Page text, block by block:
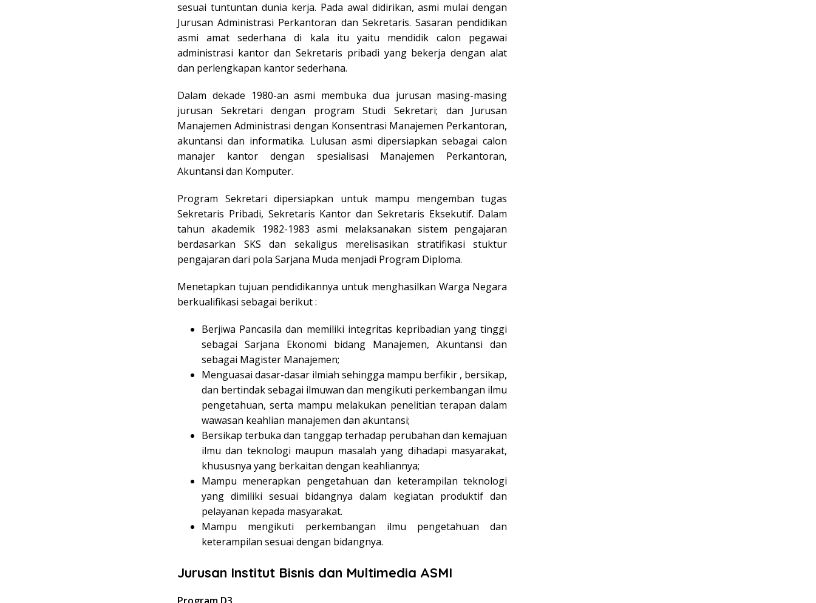
sesuai tuntuntan dunia kerja. Pada awal didirikan, asmi mulai dengan
Jurusan Administrasi Perkantoran dan Sekretaris. Sasaran pendidikan
asmi amat sederhana di kala itu yaitu mendidik calon pegawai
administrasi kantor dan Sekretaris pribadi yang bekerja dengan alat
dan perlengkapan kantor sederhana.
Dalam dekade 1980-an asmi membuka dua jurusan masing-masing
jurusan Sekretari dengan program Studi Sekretari; dan Jurusan
Manajemen Administrasi dengan Konsentrasi Manajemen Perkantoran,
akuntansi dan informatika. Lulusan asmi dipersiapkan sebagai calon
manajer kantor dengan spesialisasi Manajemen Perkantoran,
Akuntansi dan Komputer.
Program Sekretari dipersiapkan untuk mampu mengemban tugas
Sekretaris Pribadi, Sekretaris Kantor dan Sekretaris Eksekutif. Dalam
tahun akademik 1982-1983 asmi melaksanakan sistem pengajaran
berdasarkan SKS dan sekaligus merelisasikan stratifikasi stuktur
pengajaran dari pola Sarjana Muda menjadi Program Diploma.
Menetapkan tujuan pendidikannya untuk menghasilkan Warga Negara
berkualifikasi sebagai berikut :
Berjiwa Pancasila dan memiliki integritas kepribadian yang tinggi
sebagai Sarjana Ekonomi bidang Manajemen, Akuntansi dan
sebagai Magister Manajemen;
Menguasai dasar-dasar ilmiah sehingga mampu berfikir , bersikap,
dan bertindak sebagai ilmuwan dan mengikuti perkembangan ilmu
pengetahuan, serta mampu melakukan penelitian terapan dalam
wawasan keahlian manajemen dan akuntansi;
Bersikap terbuka dan tanggap terhadap perubahan dan kemajuan
ilmu dan teknologi maupun masalah yang dihadapi masyarakat,
khususnya yang berkaitan dengan keahliannya;
Mampu menerapkan pengetahuan dan keterampilan teknologi
yang dimiliki sesuai bidangnya dalam kegiatan produktif dan
pelayanan kepada masyarakat.
Mampu mengikuti perkembangan ilmu pengetahuan dan
keterampilan sesuai dengan bidangnya.
Jurusan Institut Bisnis dan Multimedia ASMI